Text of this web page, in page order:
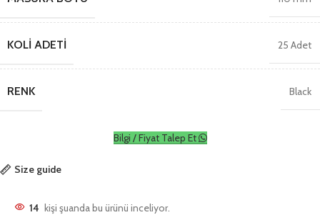
KOLI ADETI 25 Adet
RENK Black
Bilgi / Fiyat Talep Et
Size guide
14 kişi şuanda bu ürünü inceliyor.